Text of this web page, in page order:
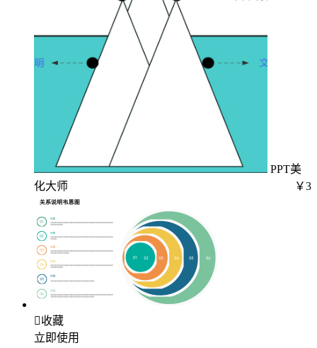
PPT美
化大师
￥3
收藏
立即使用